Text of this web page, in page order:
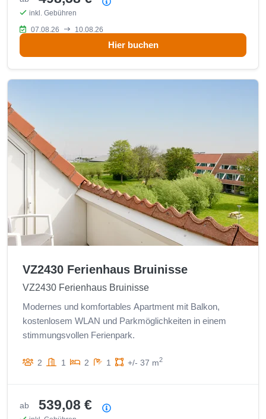
inkl. Gebühren
07.08.26 10.08.26
Hier buchen
VZ2430 Ferienhaus Bruinisse
VZ2430 Ferienhaus Bruinisse
Modernes und komfortables Apartment mit Balkon,
kostenlosem WLAN und Parkmöglichkeiten in einem
stimmungsvollen Ferienpark.
2 1 2 1 +/- 37 m2
ab 539,08 €